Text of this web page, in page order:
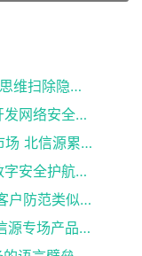
CCS2024焦点：科蓝软件——底线思维扫除隐患，国产数据库捍卫金融数据安全
恭喜中标！北信源为中国石油定制开发网络安全应急指挥系统
NO.1！持续领跑中国终端安全管理市场 北信源累计16年位居榜首
北信源众多领域上榜信通院首期《数字安全护航技术能力全景图》
思考微软蓝屏事件 北信源如何帮助客户防范类似风险？
《用母语走天下，拥AI成大业》 北信源专场产品发布会亮相第十四届外洽会